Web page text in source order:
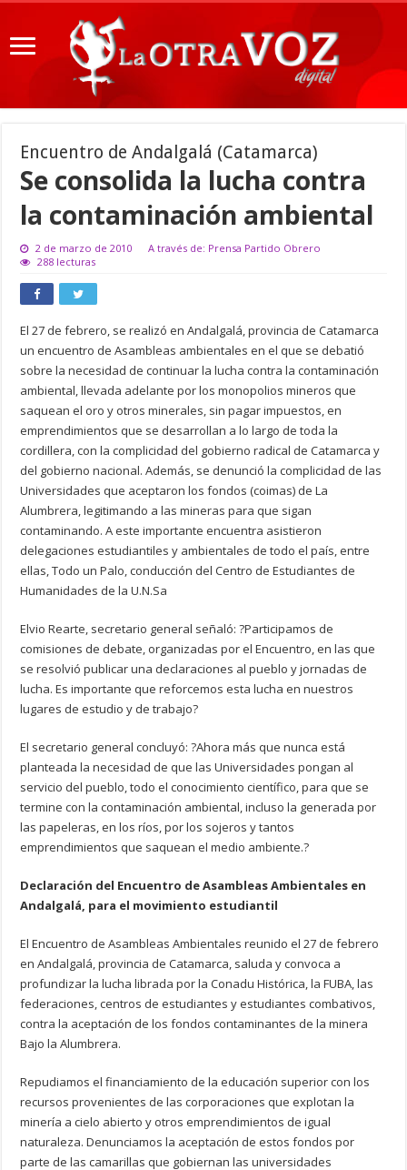
Encuentro de Andalgalá (Catamarca)
Se consolida la lucha contra
la contaminación ambiental
2 de marzo de 2010
A través de: Prensa Partido Obrero
288 lecturas
El 27 de febrero, se realizó en Andalgalá, provincia de Catamarca
un encuentro de Asambleas ambientales en el que se debatió
sobre la necesidad de continuar la lucha contra la contaminación
ambiental, llevada adelante por los monopolios mineros que
saquean el oro y otros minerales, sin pagar impuestos, en
emprendimientos que se desarrollan a lo largo de toda la
cordillera, con la complicidad del gobierno radical de Catamarca y
del gobierno nacional. Además, se denunció la complicidad de las
Universidades que aceptaron los fondos (coimas) de La
Alumbrera, legitimando a las mineras para que sigan
contaminando. A este importante encuentra asistieron
delegaciones estudiantiles y ambientales de todo el país, entre
ellas, Todo un Palo, conducción del Centro de Estudiantes de
Humanidades de la U.N.Sa
Elvio Rearte, secretario general señaló: ?Participamos de
comisiones de debate, organizadas por el Encuentro, en las que
se resolvió publicar una declaraciones al pueblo y jornadas de
lucha. Es importante que reforcemos esta lucha en nuestros
lugares de estudio y de trabajo?
El secretario general concluyó: ?Ahora más que nunca está
planteada la necesidad de que las Universidades pongan al
servicio del pueblo, todo el conocimiento científico, para que se
termine con la contaminación ambiental, incluso la generada por
las papeleras, en los ríos, por los sojeros y tantos
emprendimientos que saquean el medio ambiente.?
Declaración del Encuentro de Asambleas Ambientales en
Andalgalá, para el movimiento estudiantil
El Encuentro de Asambleas Ambientales reunido el 27 de febrero
en Andalgalá, provincia de Catamarca, saluda y convoca a
profundizar la lucha librada por la Conadu Histórica, la FUBA, las
federaciones, centros de estudiantes y estudiantes combativos,
contra la aceptación de los fondos contaminantes de la minera
Bajo la Alumbrera.
Repudiamos el financiamiento de la educación superior con los
recursos provenientes de las corporaciones que explotan la
minería a cielo abierto y otros emprendimientos de igual
naturaleza. Denunciamos la aceptación de estos fondos por
parte de las camarillas que gobiernan las universidades